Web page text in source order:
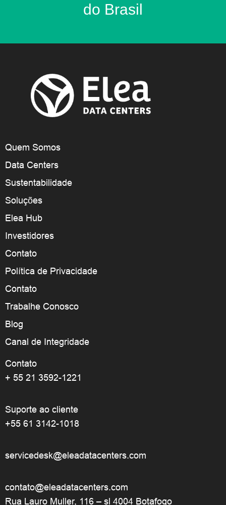
do Brasil
Quem Somos
Data Centers
Sustentabilidade
Soluções
Elea Hub
Investidores
Contato
Política de Privacidade
Contato
Trabalhe Conosco
Blog
Canal de Integridade
Contato
+ 55 21 3592-1221
Suporte ao cliente
+55 61 3142-1018
servicedesk@eleadatacenters.com
contato@eleadatacenters.com
Rua Lauro Muller, 116 – sl 4004 Botafogo